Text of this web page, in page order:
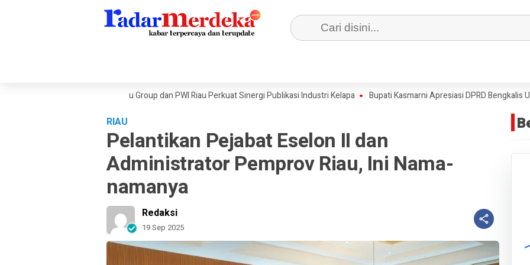
Ekonomi Dunia, Sambu Group dan PWI Riau Perkuat Sinergi Publikasi Industri Kelapa Bupati Kasmarni Apresiasi DPRD Bengkalis Usai
RIAU
Pelantikan Pejabat Eselon II dan
Administrator Pemprov Riau, Ini Nama-
namanya
Redaksi
19 Sep 2025